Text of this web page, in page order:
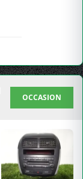
OCCASION